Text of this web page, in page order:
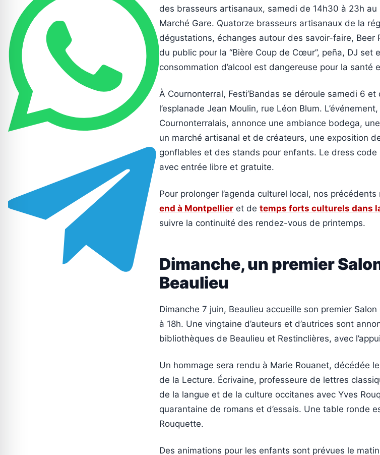
des brasseurs artisanaux, samedi de 14h30 à 23h au
Marché Gare. Quatorze brasseurs artisanaux de la
dégustations, échanges autour des savoir-faire, Beer
du public pour la “Bière Coup de Cœur”, peña, DJ set
consommation d’alcool est dangereuse pour la santé
À Cournonterral, Festi’Bandas se déroule samedi 6
l’esplanade Jean Moulin, rue Léon Blum.
Cournonterralais, annonce une ambiance bodega,
un marché artisanal et de créateurs, une exposition
gonflables et des stands pour enfants. Le dress
avec entrée libre et gratuite.
Pour prolonger l’agenda culturel local, nos précédents
end à Montpellier et de temps forts culturels dans
suivre la continuité des rendez-vous de printemps.
Dimanche, un premier
Beaulieu
Dimanche 7 juin, Beaulieu accueille son premier
à 18h. Une vingtaine d’auteurs et d’autrices sont
bibliothèques de Beaulieu et Restinclières, avec
Un hommage sera rendu à Marie Rouanet, décédée
de la Lecture. Écrivaine, professeure de lettres
de la langue et de la culture occitanes avec Yves
quarantaine de romans et d’essais. Une table ronde
Rouquette.
Des animations pour les enfants sont prévues le